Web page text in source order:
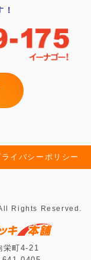
ライバシーポリシー
Rights Reserved.
町4-21